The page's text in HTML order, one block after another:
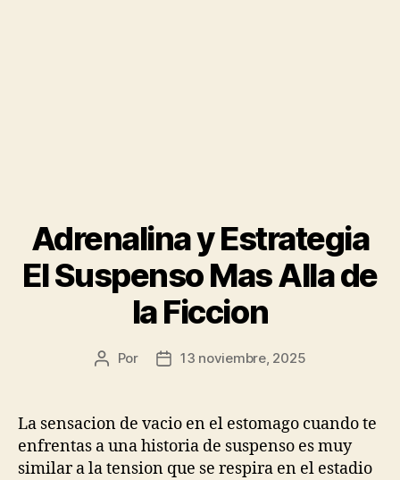
Adrenalina y Estrategia
El Suspenso Mas Alla de
la Ficcion
Autor
publicación
Por
Fecha
publicación
13 noviembre, 2025
La sensacion de vacio en el estomago cuando te
enfrentas a una historia de suspenso es muy
similar a la tension que se respira en el estadio